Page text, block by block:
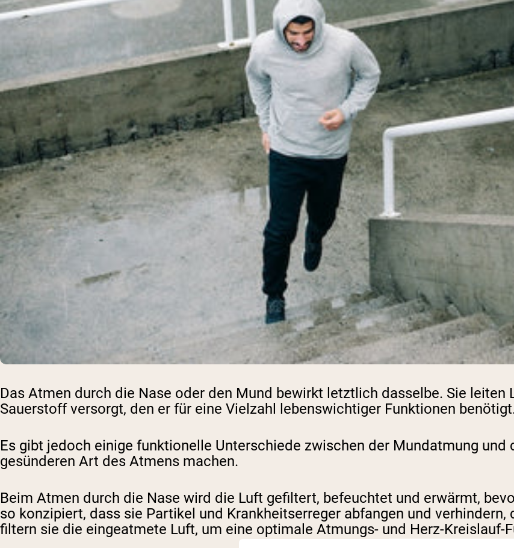
Das Atmen durch die Nase oder den Mund bewirkt letztlich dasselbe. Sie leiten
Sauerstoff versorgt, den er für eine Vielzahl lebenswichtiger Funktionen
Es gibt jedoch einige funktionelle Unterschiede zwischen der Mundatmung und
gesünderen Art des Atmens machen.
Beim Atmen durch die Nase wird die Luft gefiltert, befeuchtet und erwärmt,
so konzipiert, dass sie Partikel und Krankheitserreger abfangen und
filtern sie die eingeatmete Luft, um eine optimale Atmungs- und Herz-Kreislauf-